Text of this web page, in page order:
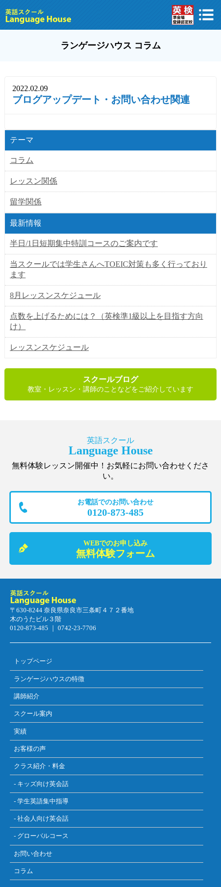
ランゲージハウス コラム
2022.02.09
ブログアップデート・お問い合わせ関連
テーマ
コラム
レッスン関係
留学関係
最新情報
半日/1日短期集中特訓コースのご案内です
当スクールでは学生さんへTOEIC対策も多く行っており
ます
8月レッスンスケジュール
点数を上げるためには？（英検準1級以上を目指す方向
け）
レッスンスケジュール
スクールブログ
教室・レッスン・講師のことなどをご紹介しています
英語スクール
Language House
無料体験レッスン開催中！お気軽にお問い合わせくださ
い。
お電話でのお問い合わせ
0120-873-485
WEBでのお申し込み
無料体験フォーム
〒630-8244 奈良県奈良市三条町４７２番地
木のうたビル３階
0120-873-485 ｜ 0742-23-7706
トップページ
ランゲージハウスの特徴
講師紹介
スクール案内
実績
お客様の声
クラス紹介・料金
- キッズ向け英会話
- 学生英語集中指導
- 社会人向け英会話
- グローバルコース
お問い合わせ
コラム